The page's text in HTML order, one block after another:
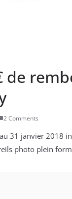
de
2 Comments
31 janvier 2018
photo plein